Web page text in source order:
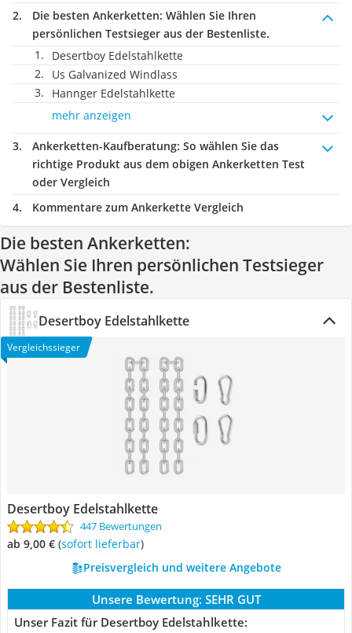
Die besten Ankerketten: Wählen Sie Ihren
persönlichen Testsieger aus der Bestenliste.
Desertboy Edelstahlkette
Us Galvanized Windlass
Hannger Edelstahlkette
mehr anzeigen
Ankerketten-Kaufberatung: So wählen Sie das
richtige Produkt aus dem obigen Ankerketten Test
oder Vergleich
Kommentare zum Ankerkette Vergleich
Die besten Ankerketten:
Wählen Sie Ihren persönlichen Testsieger
aus der Bestenliste.
Desertboy Edelstahlkette
Vergleichssieger
Desertboy Edelstahlkette
447 Bewertungen
ab 9,00 € ( Sofort lieferbar)
Preisvergleich und weitere Angebote
Unsere Bewertung: SEHR GUT
Unser Fazit für Desertboy Edelstahlkette: